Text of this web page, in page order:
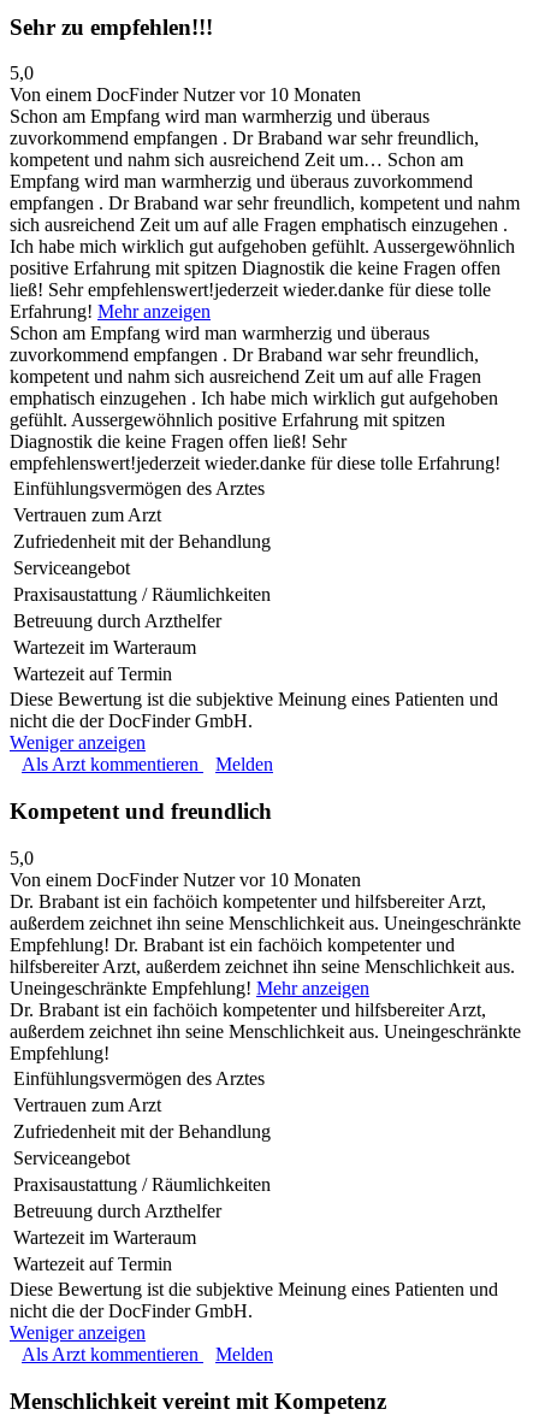
Sehr zu empfehlen!!!
5,0
Von einem DocFinder Nutzervor 10 Monaten
Schon am Empfang wird man warmherzig und überaus
zuvorkommend empfangen . Dr Braband war sehr freundlich,
kompetent und nahm sich ausreichend Zeit um… Schon am
Empfang wird man warmherzig und überaus zuvorkommend
empfangen . Dr Braband war sehr freundlich, kompetent und nahm
sich ausreichend Zeit um auf alle Fragen emphatisch einzugehen .
Ich habe mich wirklich gut aufgehoben gefühlt. Aussergewöhnlich
positive Erfahrung mit spitzen Diagnostik die keine Fragen offen
ließ! Sehr empfehlenswert!jederzeit wieder.danke für diese tolle
Erfahrung! Mehr anzeigen
Schon am Empfang wird man warmherzig und überaus
zuvorkommend empfangen . Dr Braband war sehr freundlich,
kompetent und nahm sich ausreichend Zeit um auf alle Fragen
emphatisch einzugehen . Ich habe mich wirklich gut aufgehoben
gefühlt. Aussergewöhnlich positive Erfahrung mit spitzen
Diagnostik die keine Fragen offen ließ! Sehr
empfehlenswert!jederzeit wieder.danke für diese tolle Erfahrung!
Einfühlungsvermögen des Arztes
Vertrauen zum Arzt
Zufriedenheit mit der Behandlung
Serviceangebot
Praxisaustattung / Räumlichkeiten
Betreuung durch Arzthelfer
Wartezeit im Warteraum
Wartezeit auf Termin
Diese Bewertung ist die subjektive Meinung eines Patienten und
nicht die der DocFinder GmbH.
Weniger anzeigen
Als Arzt kommentieren
Melden
Kompetent und freundlich
5,0
Von einem DocFinder Nutzervor 10 Monaten
Dr. Brabant ist ein fachöich kompetenter und hilfsbereiter Arzt,
außerdem zeichnet ihn seine Menschlichkeit aus. Uneingeschränkte
Empfehlung! Dr. Brabant ist ein fachöich kompetenter und
hilfsbereiter Arzt, außerdem zeichnet ihn seine Menschlichkeit aus.
Uneingeschränkte Empfehlung! Mehr anzeigen
Dr. Brabant ist ein fachöich kompetenter und hilfsbereiter Arzt,
außerdem zeichnet ihn seine Menschlichkeit aus. Uneingeschränkte
Empfehlung!
Einfühlungsvermögen des Arztes
Vertrauen zum Arzt
Zufriedenheit mit der Behandlung
Serviceangebot
Praxisaustattung / Räumlichkeiten
Betreuung durch Arzthelfer
Wartezeit im Warteraum
Wartezeit auf Termin
Diese Bewertung ist die subjektive Meinung eines Patienten und
nicht die der DocFinder GmbH.
Weniger anzeigen
Als Arzt kommentieren
Melden
Menschlichkeit vereint mit Kompetenz